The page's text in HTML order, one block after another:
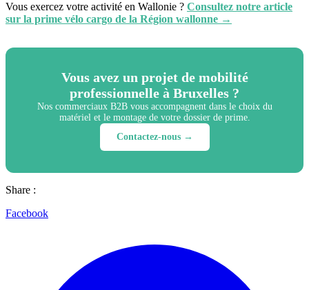
Vous exercez votre activité en Wallonie ? Consultez notre article
sur la prime vélo cargo de la Région wallonne →
Vous avez un projet de mobilité
professionnelle à Bruxelles ?
Nos commerciaux B2B vous accompagnent dans le choix du
matériel et le montage de votre dossier de prime.
Contactez-nous →
Share :
Facebook